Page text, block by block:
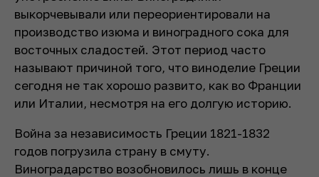
выкорчевывали или переориентировали на
производство изюма и виноградного сока для
восточных сладостей. Этот период часто
называют причиной того, что виноделие Греции
сегодня не так хорошо развито, как во Франции
или Италии, несмотря на его долгую историю.
Война за независимость Греции 1821-1832
годов погрузила страну в смуту.
Виноградарство возобновилось лишь в конце